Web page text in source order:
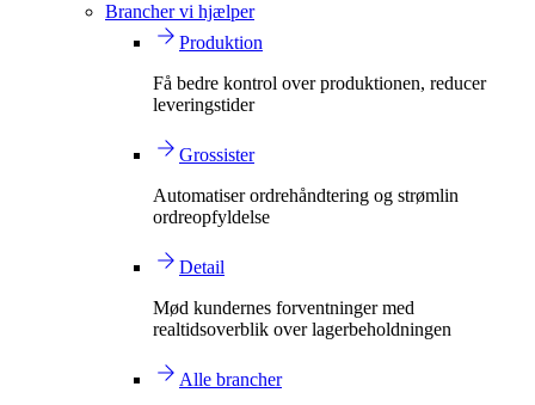
Brancher vi hjælper
Produktion
Få bedre kontrol over produktionen, reducer
leveringstider
Grossister
Automatiser ordrehåndtering og strømlin
ordreopfyldelse
Detail
Mød kundernes forventninger med
realtidsoverblik over lagerbeholdningen
Alle brancher